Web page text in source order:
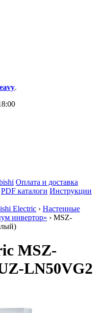
.
Оплата и доставка
PDF каталоги Инструкции
Electric › Настенные
инвертор» › MSZ-
MSZ-
LN50VG2